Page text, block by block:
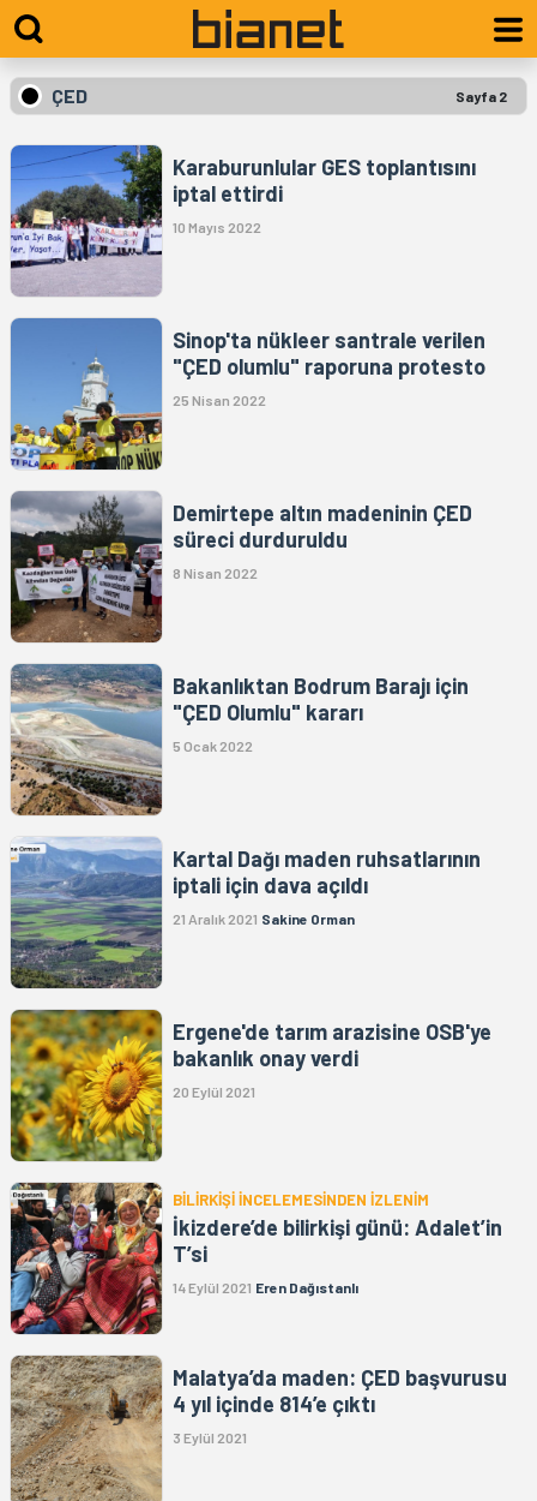
ÇED Sayfa 2
Karaburunlular GES toplantısını
iptal ettirdi
10 Mayıs 2022
Sinop'ta nükleer santrale verilen
"ÇED olumlu" raporuna protesto
25 Nisan 2022
Demirtepe altın madeninin ÇED
süreci durduruldu
8 Nisan 2022
Bakanlıktan Bodrum Barajı için
"ÇED Olumlu" kararı
5 Ocak 2022
Kartal Dağı maden ruhsatlarının
iptali için dava açıldı
21 Aralık 2021 Sakine Orman
Ergene'de tarım arazisine OSB'ye
bakanlık onay verdi
20 Eylül 2021
BİLİRKİŞİ İNCELEMESİNDEN İZLENİM
İkizdere’de bilirkişi günü: Adalet’in
T’si
14 Eylül 2021 Eren Dağıstanlı
Malatya’da maden: ÇED başvurusu
4 yıl içinde 814’e çıktı
3 Eylül 2021